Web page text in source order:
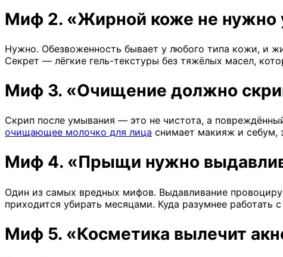
Миф 2. «Жирной коже не нужно
Нужно. Обезвоженность бывает у любого типа кожи, и
Секрет — лёгкие гель-текстуры без тяжёлых масел,
Миф 3. «Очищение должно
Скрип после умывания — это не чистота, а
очищающее молочко для лица снимает макияж и себум,
Миф 4. «Прыщи нужно
Один из самых вредных мифов. Выдавливание
приходится убирать месяцами. Куда разумнее
Миф 5. «Косметика вылечит